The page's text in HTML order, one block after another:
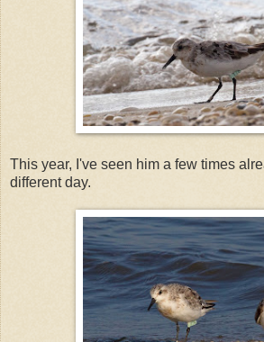
This year, I've seen him a few times
different day.